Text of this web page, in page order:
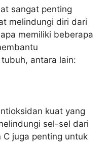
sangat penting
melindungi diri dari
memiliki beberapa
antara lain:
kuat yang
sel-sel dari
C juga penting untuk